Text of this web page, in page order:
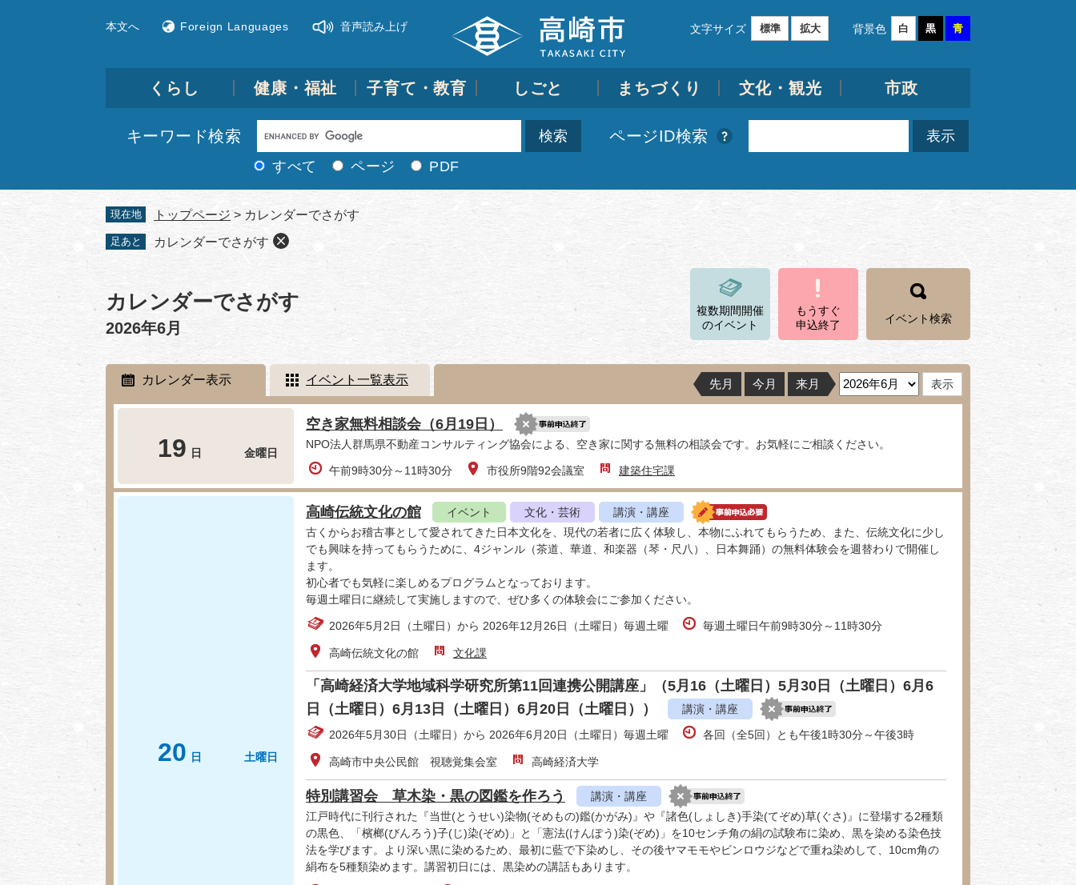
本文へ Foreign Languages 音声読み上げ 文字サイズ 標準 拡大 背景色 白 黒 青
くらし 健康・福祉 子育て・教育 しごと まちづくり 文化・観光 市政
キーワード検索
Google
カ
検
すべて ページ PDF
ページID検索
現在地 トップページ > カレンダーでさがす
足あと カレンダーでさがす
文
カレンダーでさがす
複数期間開催
のイベント
もうすぐ
申込終了
イベント検索
2026年6月
カレンダー表示 イベント一覧表示 先月 今月 来月
19 日 金曜日
空き家無料相談会（6月19日）
NPO法人群馬県不動産コンサルティング協会による、空き家に関する無料の相談会です。お気軽にご相談ください。
午前9時30分～11時30分 市役所9階92会議室 建築住宅課
20 日 土曜日
高崎伝統文化の館 イベント 文化・芸術
講演・講座
古くからお稽古事として愛されてきた日本文化を、現代の若者に広く体験し、本物にふれてもらうため、また、伝統文化に少し
でも興味を持ってもらうために、4ジャンル（茶道、華道、和楽器（琴・尺八）、日本舞踊）の無料体験会を週替わりで開催し
ます。
初心者でも気軽に楽しめるプログラムとなっております。
毎週土曜日に継続して実施しますので、ぜひ多くの体験会にご参加ください。
2026年5月2日（土曜日）から 2026年12月26日（土曜日）毎週土曜 毎週土曜日午前9時30分～11時30分
高崎伝統文化の館 文化課
「高崎経済大学地域科学研究所第11回連携公開講座」（5月16（土曜日）5月30日（土曜日）6月6
日（土曜日）6月13日（土曜日）6月20日（土曜日））
講演・講座
2026年5月30日（土曜日）から 2026年6月20日（土曜日）毎週土曜
各回（全5回）とも午後1時30分～午後3時
高崎市中央公民館 視聴覚集会室 高崎経済大学
特別講習会 草木染・黒の図鑑を作ろう
講演・講座
江戸時代に刊行された『当世(とうせい)染物(そめもの)鑑(かがみ)』や『諸色(しょしき)手染(てぞめ)草(ぐさ)』に登場する2種類
の黒色、「檳榔(びんろう)子(じ)染(ぞめ)」と「憲法(けんぽう)染(ぞめ)」を10センチ角の絹の試験布に染め、黒を染める染色技
法を学びます。より深い黒に染めるため、最初に藍で下染めし、その後ヤマモモやビンロウジなどで重ね染めして、10cm角の
絹布を5種類染めます。講習初日には、黒染めの講話もあります。